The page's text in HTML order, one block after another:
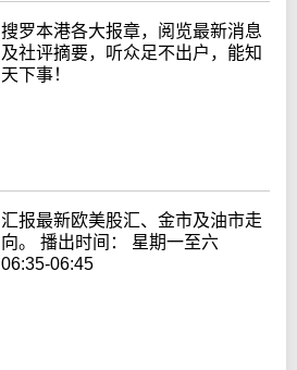
搜罗本港各大报章，阅览最新消息
及社评摘要，听众足不出户，能知
天下事！
汇报最新欧美股汇、金市及油市走
向。 播出时间： 星期一至六
06:35-06:45